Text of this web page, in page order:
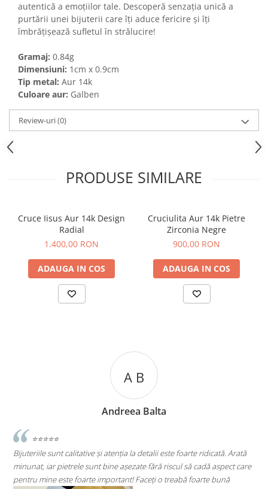
autentică a emoțiilor tale. Descoperă senzația unică a
purtării unei bijuterii care îți aduce fericire și îți
îmbrățișează sufletul în strălucire!
Gramaj: 0.84g
Dimensiuni: 1cm x 0.9cm
Tip metal: Aur 14k
Culoare aur: Galben
Review-uri(0)
PRODUSE SIMILARE
Cruce Iisus Aur 14k Design
Radial
1.400,00 RON
ADAUGA IN COS
Cruciulita Aur 14k Pietre
Zirconia Negre
900,00 RON
ADAUGA IN COS
foarte ridicată. Arată
să cadă aspect care
foarte bună
⭐⭐⭐⭐⭐
Super mulțumită!! Sunt superbi cerceii!!!